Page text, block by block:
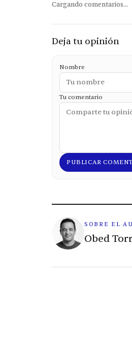
Cargando comentarios...
Deja tu opinión
Nombre
Tu comentario
PUBLICAR
SOBRE EL
Obed